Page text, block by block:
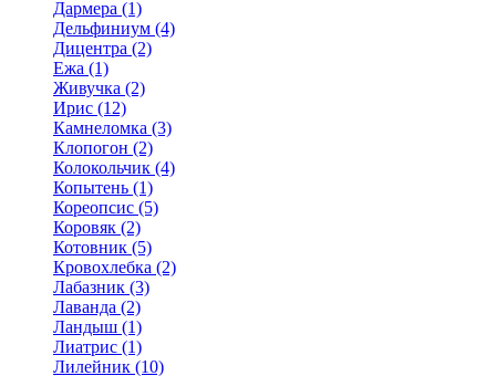
Дармера (1)
Дельфиниум (4)
Дицентра (2)
Ежа (1)
Живучка (2)
Ирис (12)
Камнеломка (3)
Клопогон (2)
Колокольчик (4)
Копытень (1)
Кореопсис (5)
Коровяк (2)
Котовник (5)
Кровохлебка (2)
Лабазник (3)
Лаванда (2)
Ландыш (1)
Лиатрис (1)
Лилейник (10)